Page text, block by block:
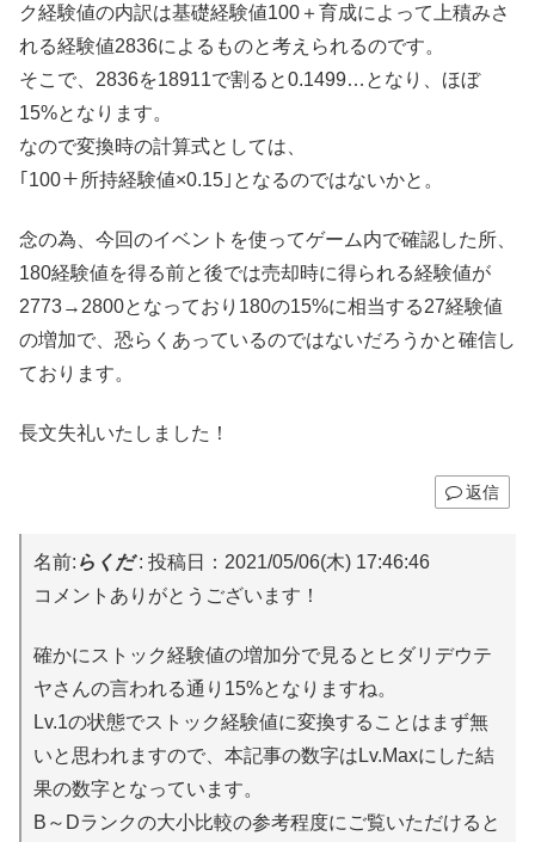
ク経験値の内訳は基礎経験値100＋育成によって上積みさ
れる経験値2836によるものと考えられるのです。
そこで、2836を18911で割ると0.1499…となり、ほぼ
15%となります。
なので変換時の計算式としては、
｢100＋所持経験値×0.15｣となるのではないかと。
念の為、今回のイベントを使ってゲーム内で確認した所、
180経験値を得る前と後では売却時に得られる経験値が
2773→2800となっており180の15%に相当する27経験値
の増加で、恐らくあっているのではないだろうかと確信し
ております。
長文失礼いたしました！
返信
名前: らくだ: 投稿日：2021/05/06(木) 17:46:46
コメントありがとうございます！
確かにストック経験値の増加分で見るとヒダリデウテ
ヤさんの言われる通り15%となりますね。
Lv.1の状態でストック経験値に変換することはまず無
いと思われますので、本記事の数字はLv.Maxにした結
果の数字となっています。
B～Dランクの大小比較の参考程度にご覧いただけると